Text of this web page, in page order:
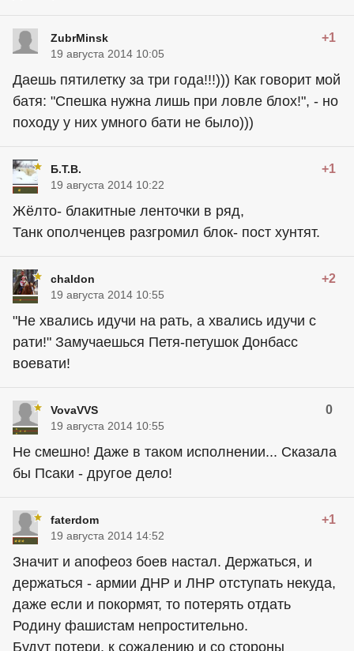
ZubrMinsk +1
19 августа 2014 10:05
Даешь пятилетку за три года!!!))) Как говорит мой
батя: "Спешка нужна лишь при ловле блох!", - но
походу у них умного бати не было)))
Б.Т.В. +1
19 августа 2014 10:22
Жёлто- блакитные ленточки в ряд,
Танк ополченцев разгромил блок- пост хунтят.
chaldon +2
19 августа 2014 10:55
"Не хвались идучи на рать, а хвались идучи с
рати!" Замучаешься Петя-петушок Донбасс
воевати!
VovaVVS 0
19 августа 2014 10:55
Не смешно! Даже в таком исполнении... Сказала
бы Псаки - другое дело!
faterdom +1
19 августа 2014 14:52
Значит и апофеоз боев настал. Держаться, и
держаться - армии ДНР и ЛНР отступать некуда,
даже если и покормят, то потерять отдать
Родину фашистам непростительно.
Будут потери, к сожалению и со стороны